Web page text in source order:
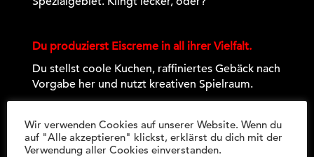
Du produzierst Eiscreme in all ihrer Vielfalt.
Du stellst coole Kuchen, raffiniertes Gebäck nach
Vorgabe her und nutzt kreativen Spielraum.
Du lernst alles über eine hygienische Produktion
und das richtige Timing von Backzeiten.
Wir verwenden Cookies auf unserer Website. Wenn du
auf "Alle akzeptieren" klickst, erklärst du dich mit der
Verwendung aller Cookies einverstanden.